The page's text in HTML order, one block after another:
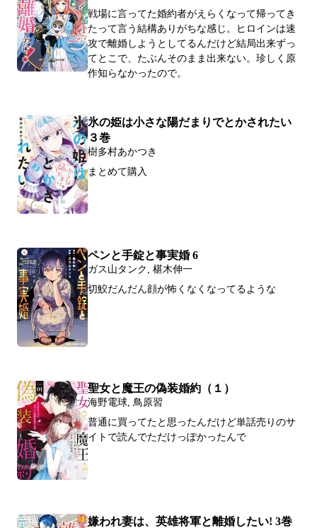
戦場に言ってた婚約者がえらくなって帰ってき
たって言う結構ありがちな感じ。ヒロインは速
攻で離婚しようとしてるんだけど結局出来ずっ
てとこで、たぶんそのまま出来ない。珍しく原
作知らなかったので。
氷の姫は小さな陽だまりでとかされたい
３巻
樹多村あかつき
まとめて購入
ペンと手錠と事実婚 6
ガス山タンク, 椹木伸一
切鮫だんだん顔が怖くなくなってるような
聖女と魔王の偽装婚約（１）
海野電球, 鳥原習
普通に買ってたと思ったんだけど単話売りのサ
イトで読んでただけっぽかったんで
嫌われ妻は、英雄将軍と離婚したい! 3巻